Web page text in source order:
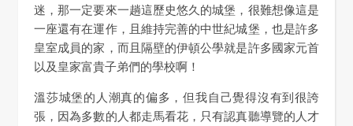
迷，那一定要來一趟這歷史悠久的城堡，很難想像這是
一座還有在運作，且維持完善的中世紀城堡，也是許多
皇室成員的家，而且隔壁的伊頓公學就是許多國家元首
以及皇家富貴子弟們的學校啊！
溫莎城堡的人潮真的偏多，但我自己覺得沒有到很誇
張，因為多數的人都走馬看花，只有認真聽導覽的人才